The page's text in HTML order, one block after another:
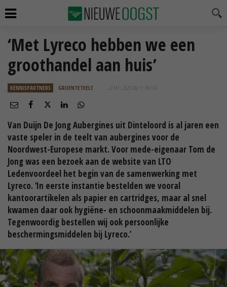
‘Met Lyreco hebben we een
groothandel aan huis’
KENNISPARTNERS GROENTETEELT 22 MEI 2025 OM 11:45
Van Duijn De Jong Aubergines uit Dinteloord is al jaren een
vaste speler in de teelt van aubergines voor de
Noordwest-Europese markt. Voor mede-eigenaar Tom de
Jong was een bezoek aan de website van LTO
Ledenvoordeel het begin van de samenwerking met
Lyreco. ‘In eerste instantie bestelden we vooral
kantoorartikelen als papier en cartridges, maar al snel
kwamen daar ook hygiëne- en schoonmaakmiddelen bij.
Tegenwoordig bestellen wij ook persoonlijke
beschermingsmiddelen bij Lyreco.’